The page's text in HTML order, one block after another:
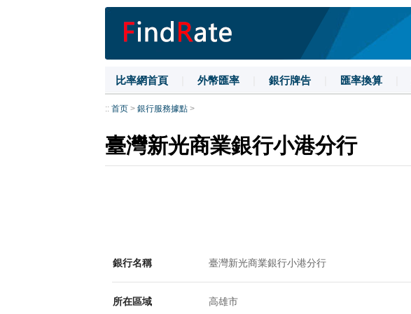
比率網首頁 外幣匯率 銀行牌告 匯率換算
:: 首页> 銀行服務據點>
臺灣新光商業銀行小港分行
銀行名稱 臺灣新光商業銀行小港分行
所在區域 高雄市